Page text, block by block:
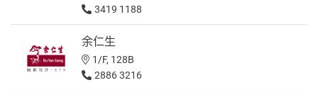
3419 1188
余仁生
1/F, 128B
2886 3216